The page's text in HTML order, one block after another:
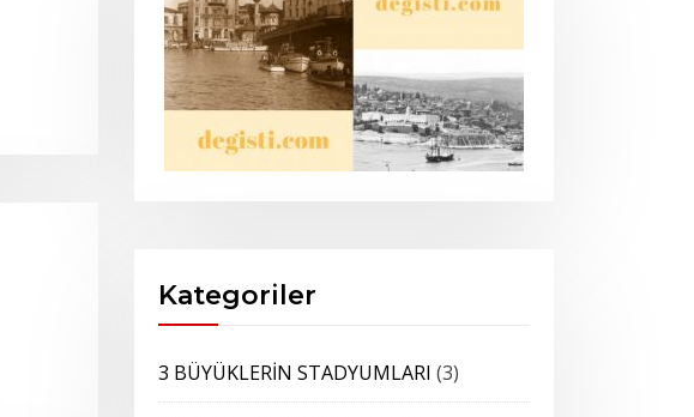
Kategoriler
3 BÜYÜKLERİN STADYUMLARI (3)